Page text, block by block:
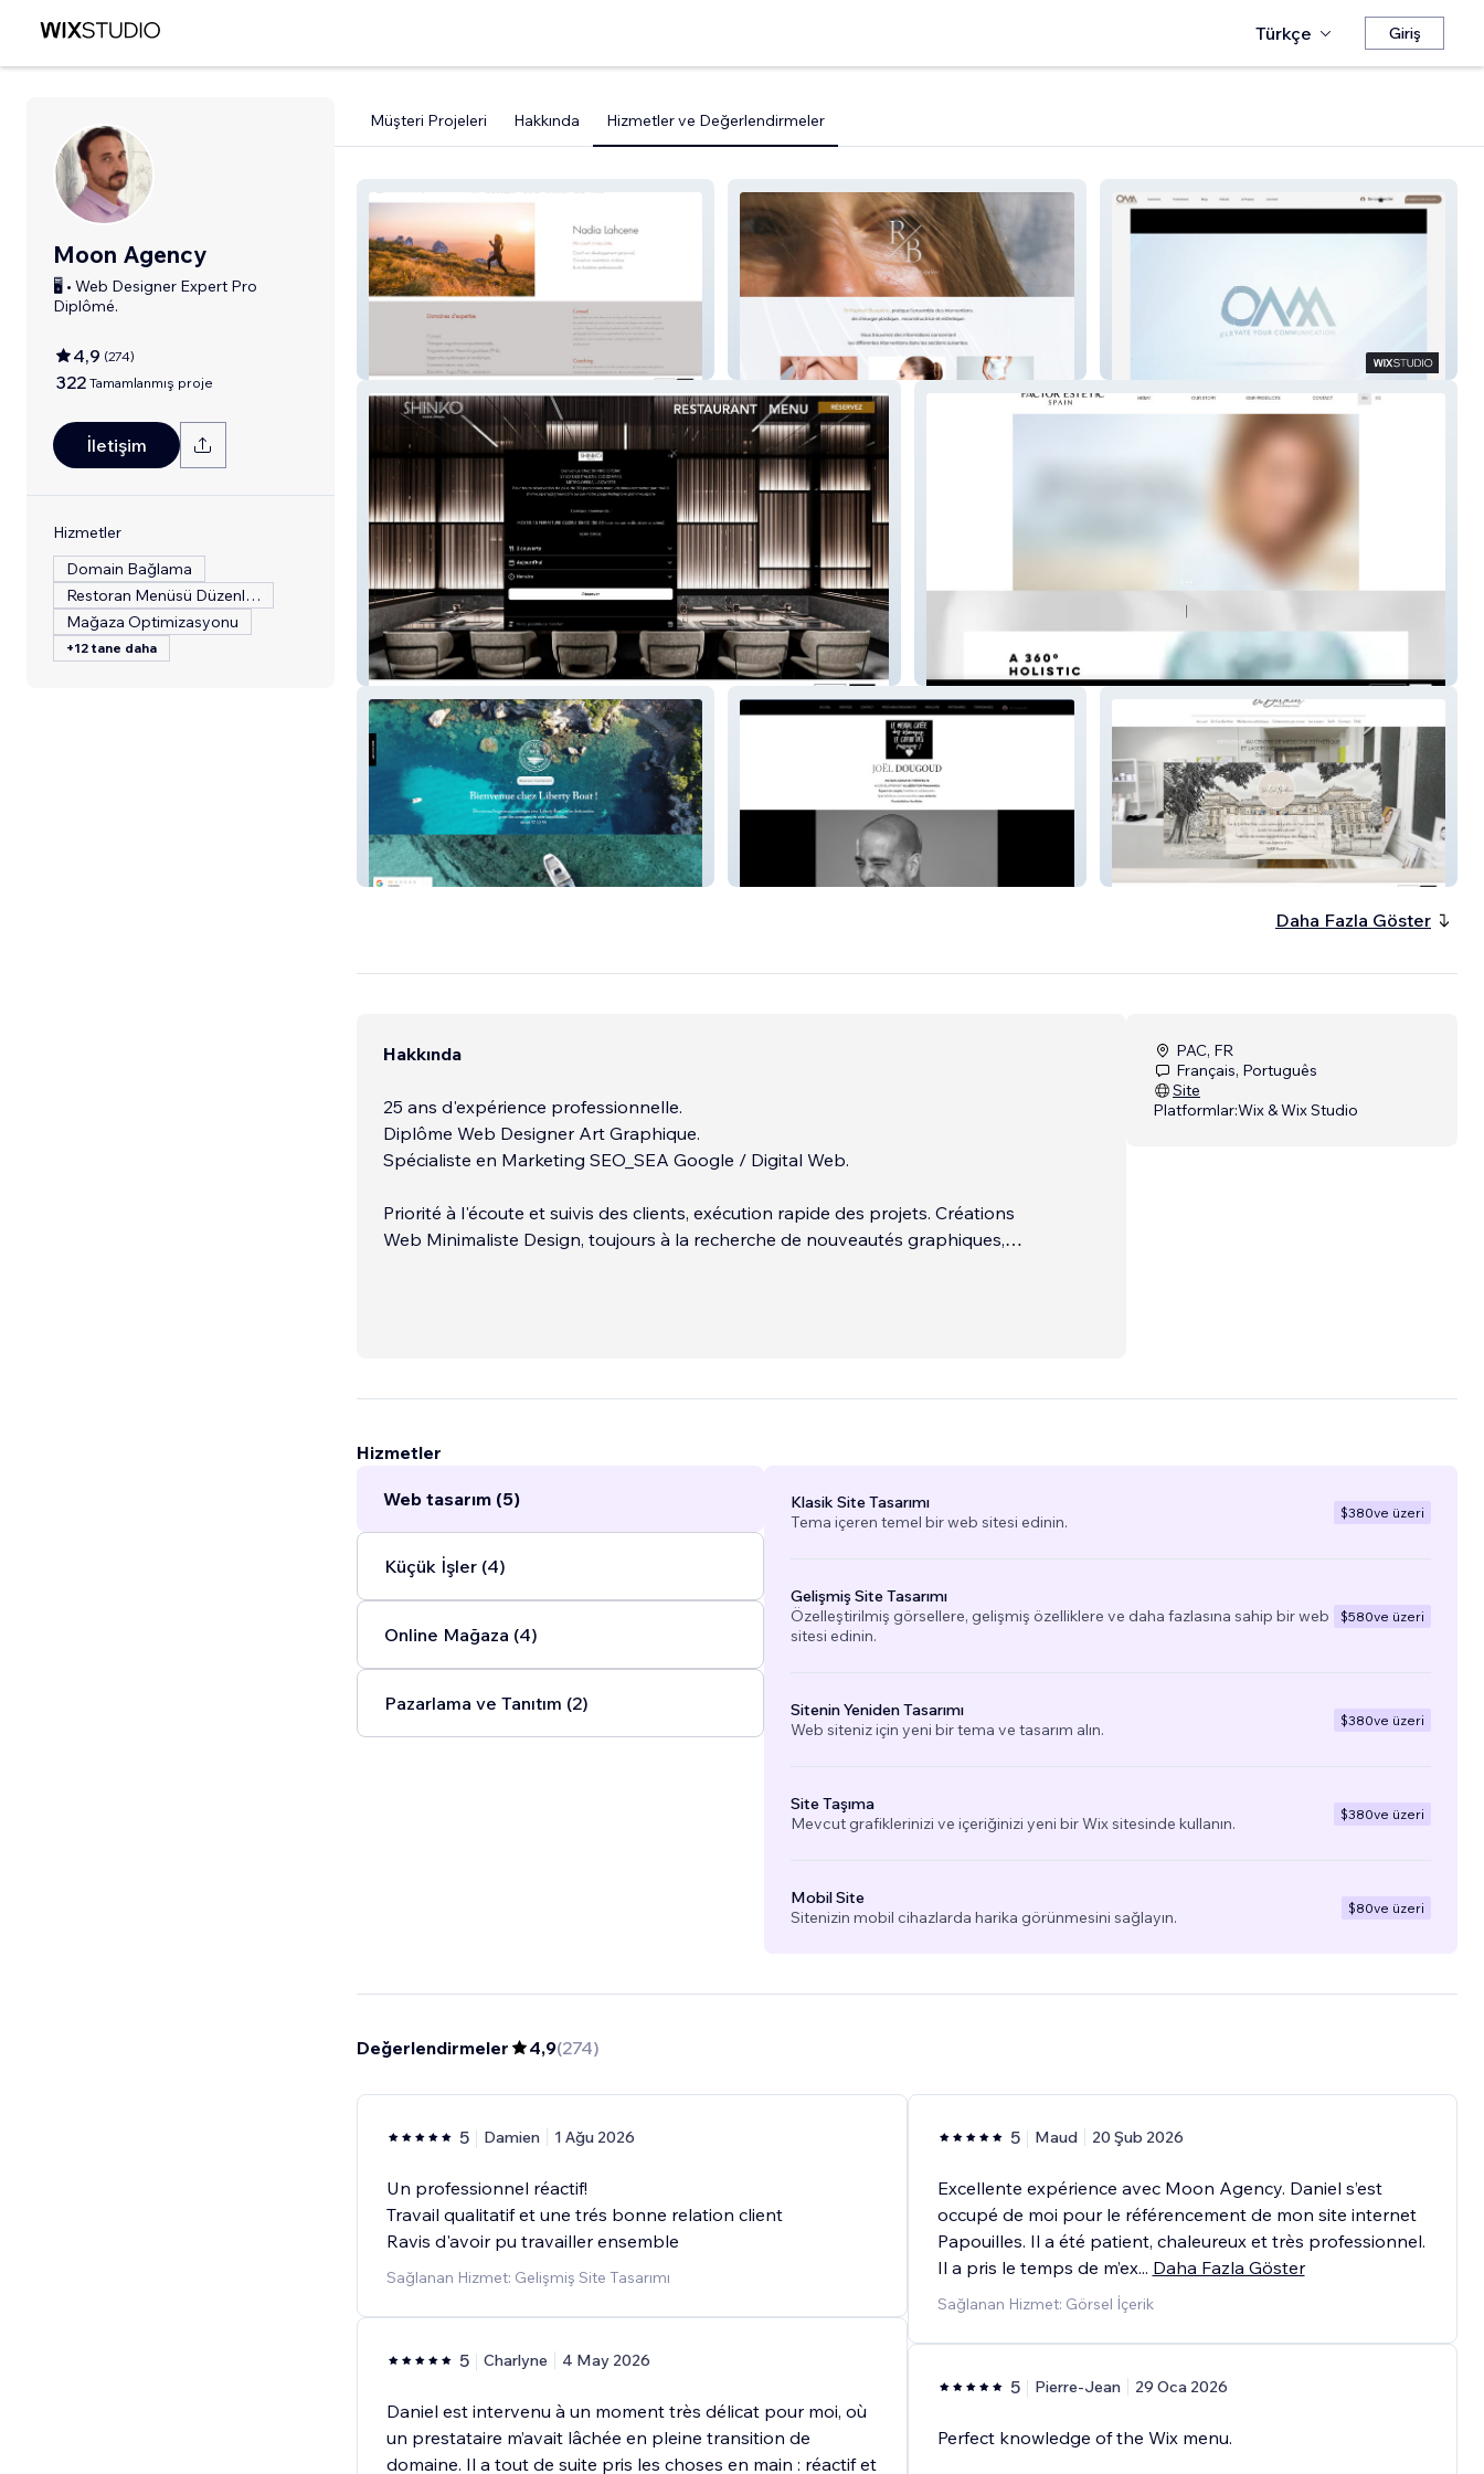
Türkçe Giriş
Moon Agency
🖥️ • Web Designer Expert Pro
Diplômé.
4,9 (274)
322 Tamamlanmış proje
İletişim
Hizmetler
Domain Bağlama
Restoran Menüsü Düzenleme
Mağaza Optimizasyonu
+12 tane daha
Müşteri Projeleri Hakkında Hizmetler ve Değerlendirmeler
NL Conseil Coaching Docteur R. Blaquière
Shinko Factor Estètic S.L
LIBERTYBOAT MÉDECINE ESTHÉTIQUE
Daha Fazla Göster
Hakkında
25 ans d'expérience professionnelle.
Diplôme Web Designer Art Graphique.
Spécialiste en Marketing SEO_SEA Google / Digital Web.
Priorité à l'écoute et suivis des clients, exécution rapide des projets. Créations
Web Minimaliste Design, toujours à la recherche de nouveautés graphiques,
PAC, FR
Français, Português
Site
Platformlar:Wix & Wix Studio
Hizmetler
Web tasarım (5)
Küçük İşler (4)
Online Mağaza (4)
Pazarlama ve Tanıtım (2)
Klasik Site Tasarımı
Tema içeren temel bir web sitesi edinin.
$380ve üzeri
Gelişmiş Site Tasarımı
Özelleştirilmiş görsellere, gelişmiş özelliklere ve daha fazlasına sahip bir web
sitesi edinin.
$580ve üzeri
Sitenin Yeniden Tasarımı
Web siteniz için yeni bir tema ve tasarım alın.
$380ve üzeri
Site Taşıma
Mevcut grafiklerinizi ve içeriğinizi yeni bir Wix sitesinde kullanın.
$380ve üzeri
Mobil Site
Sitenizin mobil cihazlarda harika görünmesini sağlayın.
$80ve üzeri
Değerlendirmeler 4,9(274)
5 Damien 1 Ağu 2026
Un professionnel réactif!
Travail qualitatif et une trés bonne relation client
Ravis d'avoir pu travailler ensemble
Sağlanan Hizmet: Gelişmiş Site Tasarımı
5 Charlyne 4 May 2026
Daniel est intervenu à un moment très délicat pour moi, où
un prestataire m’avait lâchée en pleine transition de
domaine. Il a tout de suite pris les choses en main : réactif et
5 Maud 20 Şub 2026
Excellente expérience avec Moon Agency. Daniel s’est
occupé de moi pour le référencement de mon site internet
Papouilles. Il a été patient, chaleureux et très professionnel.
Il a pris le temps de m’ex... Daha Fazla Göster
Sağlanan Hizmet: Görsel İçerik
5 Pierre-Jean 29 Oca 2026
Perfect knowledge of the Wix menu.